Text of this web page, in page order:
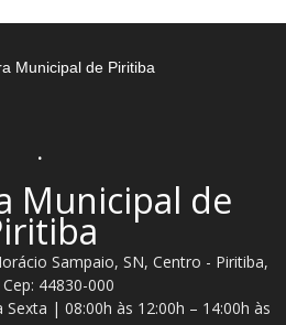
.
Municipal de
Sampaio, SN, Centro - Piritiba,
44830-000
| 08:00h às 12:00h – 14:00h às